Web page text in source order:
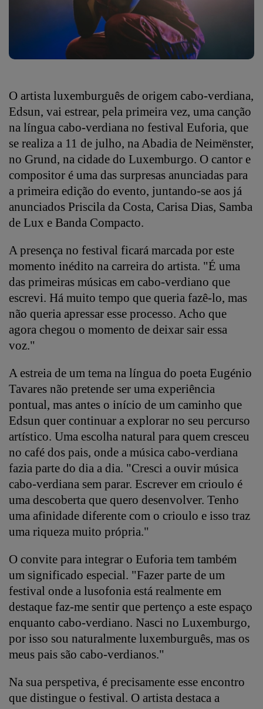
O artista luxemburguês de origem cabo-verdiana,
Edsun, vai estrear, pela primeira vez, uma canção
na língua cabo-verdiana no festival Euforia, que
se realiza a 11 de julho, na Abadia de Neimënster,
no Grund, na cidade do Luxemburgo. O cantor e
compositor é uma das surpresas anunciadas para
a primeira edição do evento, juntando-se aos já
anunciados Priscila da Costa, Carisa Dias, Samba
de Lux e Banda Compacto.
A presença no festival ficará marcada por este
momento inédito na carreira do artista. "É uma
das primeiras músicas em cabo-verdiano que
escrevi. Há muito tempo que queria fazê-lo, mas
não queria apressar esse processo. Acho que
agora chegou o momento de deixar sair essa
voz."
A estreia de um tema na língua do poeta Eugénio
Tavares não pretende ser uma experiência
pontual, mas antes o início de um caminho que
Edsun quer continuar a explorar no seu percurso
artístico. Uma escolha natural para quem cresceu
no café dos pais, onde a música cabo-verdiana
fazia parte do dia a dia. "Cresci a ouvir música
cabo-verdiana sem parar. Escrever em crioulo é
uma descoberta que quero desenvolver. Tenho
uma afinidade diferente com o crioulo e isso traz
uma riqueza muito própria."
O convite para integrar o Euforia tem também
um significado especial. "Fazer parte de um
festival onde a lusofonia está realmente em
destaque faz-me sentir que pertenço a este espaço
enquanto cabo-verdiano. Nasci no Luxemburgo,
por isso sou naturalmente luxemburguês, mas os
meus pais são cabo-verdianos."
Na sua perspetiva, é precisamente esse encontro
que distingue o festival. O artista destaca a